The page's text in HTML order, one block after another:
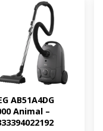
AB51A4DG
Animal –